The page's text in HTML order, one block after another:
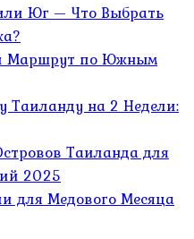
Юг — Что Выбрать
Маршрут по Южным
Таиланду на 2 Недели:
Таиланда для
2025
для Медового Месяца